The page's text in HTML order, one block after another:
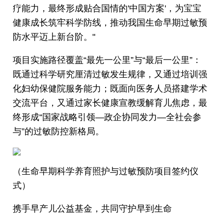
疗能力，最终形成贴合国情的'中国方案'，为宝宝
健康成长筑牢科学防线，推动我国生命早期过敏预
防水平迈上新台阶。"
项目实施路径覆盖“最先一公里”与“最后一公里”：
既通过科学研究厘清过敏发生规律，又通过培训强
化妇幼保健院服务能力；既面向医务人员搭建学术
交流平台，又通过家长健康宣教缓解育儿焦虑，最
终形成“国家战略引领—政企协同发力—全社会参
与”的过敏防控新格局。
（生命早期科学养育照护与过敏预防项目签约仪
式）
携手早产儿公益基金，共同守护早到生命